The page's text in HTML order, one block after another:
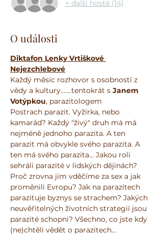
+ další hosté (14)
O události
Diktafon Lenky Vrtiškové
Nejezchlebové
Každý měsíc rozhovor s osobností z
vědy a kultury…….tentokrát s Janem
Votýpkou, parazitologem
Postrach parazit. Vyžírka, nebo
kamarád? Každý "živý" druh má má
nejméně jednoho parazita. A ten
parazit má obvykle svého parazita. A
ten má svého parazita... Jakou roli
sehráli parazité v lidských dějinách?
Proč zrovna jim vděčíme za sex a jak
proměnili Evropu? Jak na parazitech
parazituje byznys se strachem? Jakých
neuvěřitelných životních strategií jsou
parazité schopni? Všechno, co jste kdy
(ne)chtěli vědět o parazitech...